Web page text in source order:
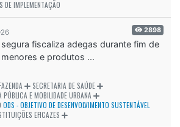
DE IMPLEMENTAÇÃO
2898
fiscaliza adegas durante fim de
e produtos ...
SECRETARIA DE SAÚDE
PÚBLICA E MOBILIDADE URBANA
ODS - OBJETIVO DE DESENVOLVIMENTO SUSTENTÁVEL
EFICAZES